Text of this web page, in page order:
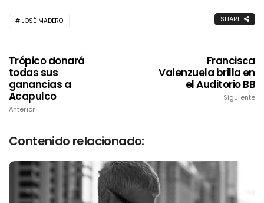
JOSÉ MADERO SHARE
Trópico donará
todas sus
ganancias a
Acapulco
Anterior
Francisca
Valenzuela brilla en
el Auditorio BB
Siguiente
Contenido relacionado: